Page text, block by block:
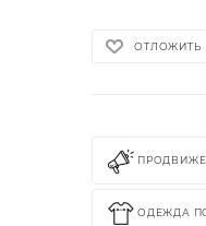
ОТЛОЖИТЬ
ОДЕЖДА